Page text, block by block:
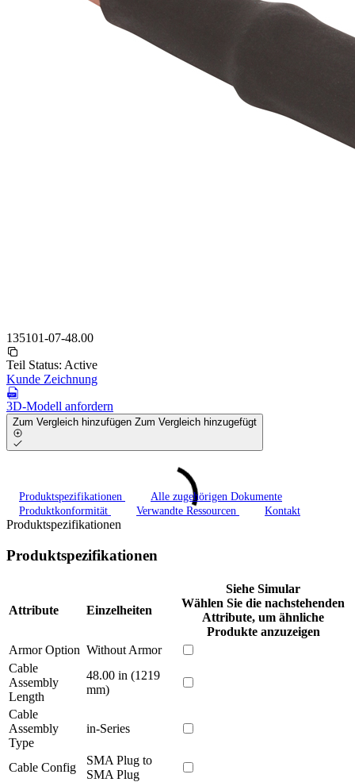
135101-07-48.00
Teil Status: Active
Kunde Zeichnung
3D-Modell anfordern
Zum Vergleich hinzufügen Zum Vergleich hinzugefügt
Produktspezifikationen
Alle zugehörigen Dokumente
Produktkonformität
Verwandte Ressourcen Kontakt
Produktspezifikationen
Produktspezifikationen
Attribute Einzelheiten
Siehe Simular
Wählen Sie die nachstehenden
Attribute, um ähnliche
Produkte anzuzeigen
Armor Option Without Armor
Cable
Assembly
Length
48.00 in (1219
mm)
Cable
Assembly
Type
in-Series
Cable Config
SMA Plug to
SMA Plug